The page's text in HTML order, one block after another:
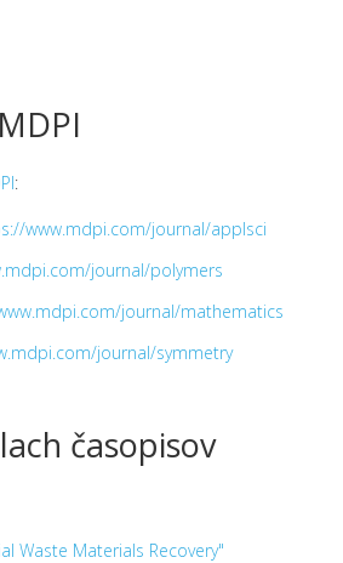
:
www.mdpi.com/journal/applsci
journal/polymers
journal/mathematics
journal/symmetry
časopisov
Waste Materials Recovery"